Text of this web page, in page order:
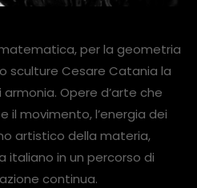
matematica, per la geometria
sculture Cesare Catania la
Opere d’arte che
il movimento, l’energia dei
artistico della materia,
italiano in un percorso di
continua.